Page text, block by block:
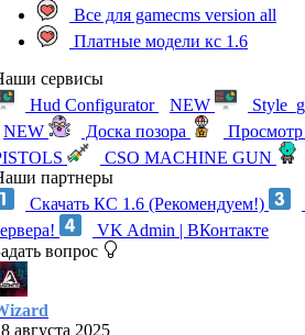
Все для gamecms version all
Платные модели кс 1.6
сервисы
Hud Configurator
NEW
NEW
Доска позора
CSO MACHINE GUN
партнеры
Скачать КС 1.6 (Рекомендуем!)
VK Admin | ВКонтакте
вопрос
августа 2025